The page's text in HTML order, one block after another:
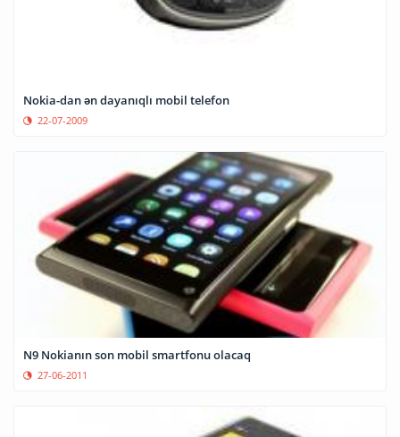
Nokia-dan ən dayanıqlı mobil telefon
22-07-2009
N9 Nokianın son mobil smartfonu olacaq
27-06-2011